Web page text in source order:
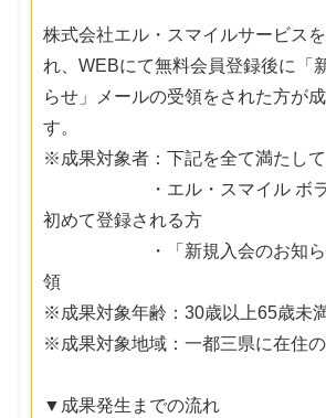
株式会社エル・スマイルサービス
れ、WEBにて無料会員登録後に「
らせ」メールの受領をされた方が
す。
※成果対象者：下記を全て満たして
・エル・スマイル ボラン
初めて登録される方
・「新規入会のお知らせ
領
※成果対象年齢：30歳以上65歳未
※成果対象地域：一都三県に在住
▼成果発生までの流れ